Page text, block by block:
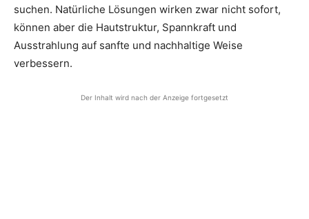
suchen. Natürliche Lösungen wirken zwar nicht sofort,
können aber die Hautstruktur, Spannkraft und
Ausstrahlung auf sanfte und nachhaltige Weise
verbessern.
Der Inhalt wird nach der Anzeige fortgesetzt